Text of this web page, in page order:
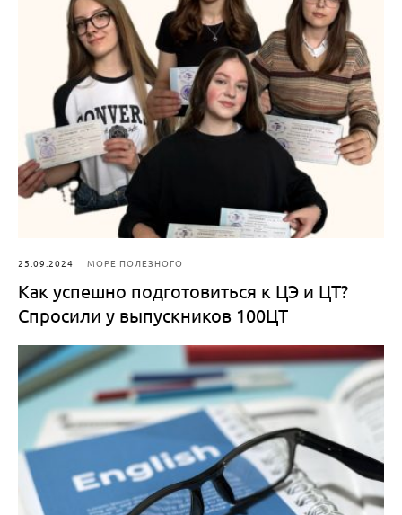
25.09.2024 МОРЕ ПОЛЕЗНОГО
Как успешно подготовиться к ЦЭ и ЦТ?
Спросили у выпускников 100ЦТ